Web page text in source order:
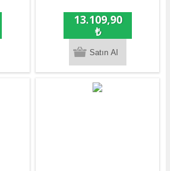
13.109,90
₺